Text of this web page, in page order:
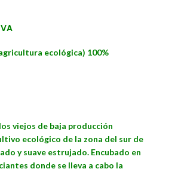
ecológica) 100%
viejos de baja producción
ecológico de la zona del sur de
y suave estrujado. Encubado en
donde se lleva a cabo la